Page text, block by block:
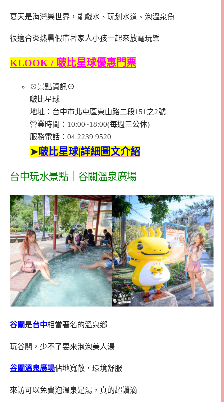
夏天是海灣樂世界，能戲水、玩划水道、泡溫泉魚
很適合炎熱暑假帶著家人小孩一起來放電玩樂
KLOOK / 啵比星球優惠門票
⊙景點資訊⊙
啵比星球
地址：台中市北屯區東山路二段151之2號
營業時間：10:00~18:00(每週三公休)
服務電話：04 2239 9520
➤啵比星球|詳細圖文介紹
台中玩水景點｜谷關溫泉廣場
谷關是台中相當著名的溫泉鄉
玩谷關，少不了要來泡泡美人湯
谷關溫泉廣場佔地寬敞，環境舒服
來訪可以免費泡溫泉足湯，真的超讚滴